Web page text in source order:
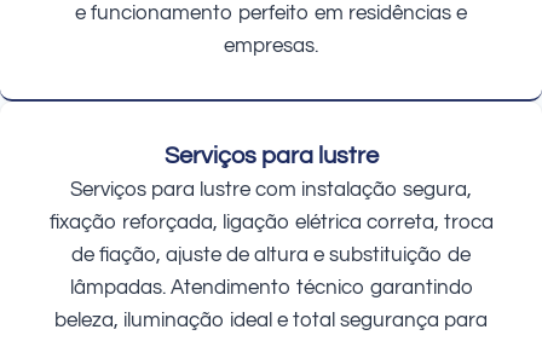
e funcionamento perfeito em residências e
empresas.
Serviços para lustre
Serviços para lustre com instalação segura,
fixação reforçada, ligação elétrica correta, troca
de fiação, ajuste de altura e substituição de
lâmpadas. Atendimento técnico garantindo
beleza, iluminação ideal e total segurança para